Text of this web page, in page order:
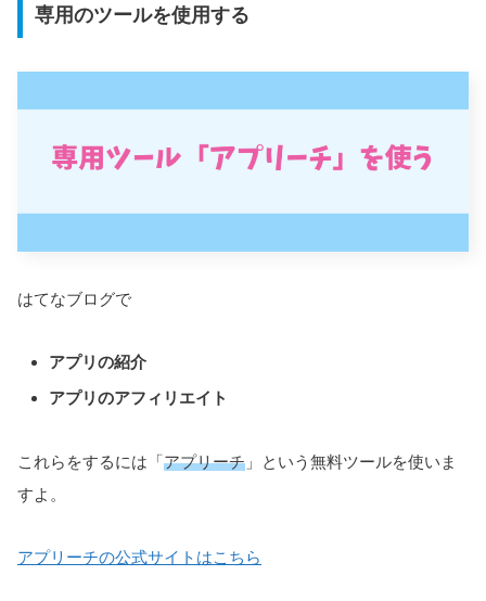
専用のツールを使用する
はてなブログで
アプリの紹介
アプリのアフィリエイト
これらをするには「アプリーチ 」という無料ツールを使いま
すよ。
アプリーチの公式サイトはこちら